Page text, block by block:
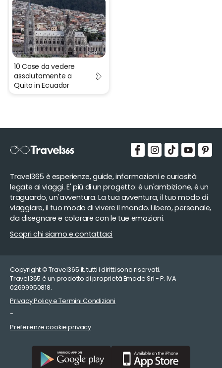
10 Cose da vedere
assolutamente a
Quito in Ecuador
Travel365 è esperienze, guide, informazioni e curiosità
legate ai viaggi. E' più di un progetto: è un'ambizione, è un
traguardo, un'avventura. La tua avventura, il tuo modo di
viaggiare, il tuo modo di vivere il mondo. Libero, personale,
da disegnare e colorare con le tue emozioni.
Scopri chi siamo e contattaci
Copyright © Travel365.it, tutti i diritti sono riservati.
Travel365 è un prodotto di proprietà Emade Srl - P. IVA
02699950818.
Privacy Policy e Termini Condizioni
-
Preferenze cookie privacy